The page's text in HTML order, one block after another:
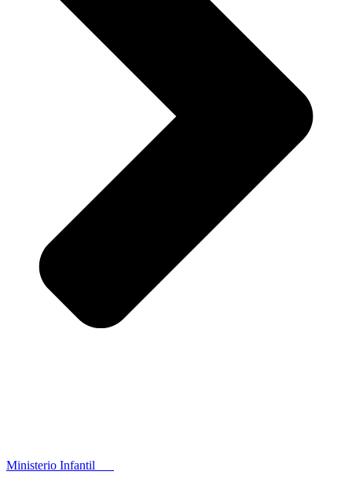
Ministerio Infantil